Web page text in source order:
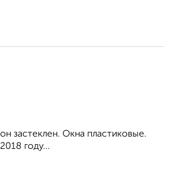
застеклен. Окна пластиковые.
году...